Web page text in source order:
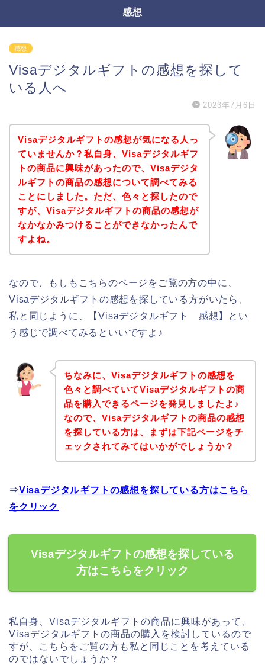
感想
感想
Visaデジタルギフトの感想を探して
いる人へ
2023年7月6日
Visaデジタルギフトの感想が気になる人っ
ていませんか？私自身、Visaデジタルギフ
トの商品に興味があったので、Visaデジタ
ルギフトの商品の感想について調べてみる
ことにしました。ただ、色々と探したので
すが、Visaデジタルギフトの商品の感想が
なかなかみつけることができなかったんで
すよね。
なので、もしもこちらのページをご覧の方の中に、
Visaデジタルギフトの感想を探している方がいたら、
私と同じように、【Visaデジタルギフト 感想】とい
う感じで調べてみるといいですよ♪
ちなみに、Visaデジタルギフトの感想を
色々と調べていてVisaデジタルギフトの商
品を購入できるページを発見しましたよ♪
なので、Visaデジタルギフトの商品の感想
を探している方は、まずは下記ページをチ
ェックされてみてはいかがでしょうか？
⇒Visaデジタルギフトの感想を探している方はこちら
をクリック
Visaデジタルギフトの感想を探している
方はこちらをクリック
私自身、Visaデジタルギフトの商品に興味があって、
Visaデジタルギフトの商品の購入を検討しているので
すが、こちらをご覧の方も私と同じことを考えている
のではないでしょうか？